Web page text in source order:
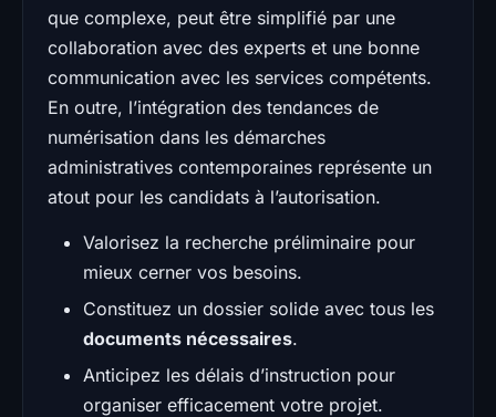
que complexe, peut être simplifié par une
collaboration avec des experts et une bonne
communication avec les services compétents.
En outre, l’intégration des tendances de
numérisation dans les démarches
administratives contemporaines représente un
atout pour les candidats à l’autorisation.
Valorisez la recherche préliminaire pour
mieux cerner vos besoins.
Constituez un dossier solide avec tous les
documents nécessaires.
Anticipez les délais d’instruction pour
organiser efficacement votre projet.